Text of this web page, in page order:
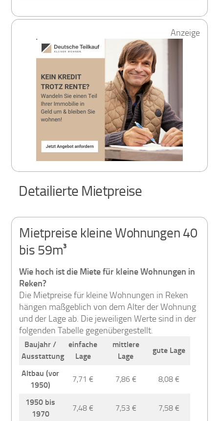
Anzeige
Detailierte Mietpreise
Mietpreise kleine Wohnungen 40
bis 59m³
Wie hoch ist die Miete für kleine Wohnungen in
Reken?
Die Mietpreise für kleine Wohnungen in Reken
hängen maßgeblich von dem Alter der Wohnung
und der Lage ab. Die jeweiligen Werte sind in der
folgenden Tabelle gegenübergestellt.
Baujahr /
Ausstattung
einfache
Lage
mittlere
Lage
gute Lage
Altbau (vor
1950)
7,71 € 7,86 € 8,08 €
1950 bis
1970
7,48 € 7,53 € 7,58 €